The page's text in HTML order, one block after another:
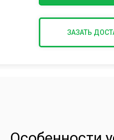
ЗАЗАТЬ